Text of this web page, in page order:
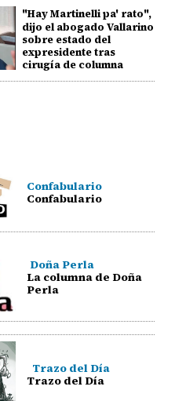
"Hay Martinelli pa' rato",
dijo el abogado Vallarino
sobre estado del
expresidente tras
cirugía de columna
Confabulario
Confabulario
Doña Perla
La columna de Doña
Perla
Trazo del Día
Trazo del Día